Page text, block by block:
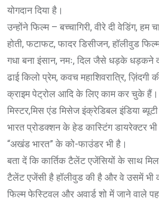
योगदान दिया है।
उन्होंने फिल्म – बच्चागिरी, वीरे दी वेडिंग, हम
होती, फटाफट, फादर डिसीजन, हॉलीवुड
गधा बना इंसान, नमः, दिल जैसे धड़के धड़कने
ढाई किलो प्रेम, कवच महाशिवरात्रि, ज़िंदगी
क्राइम पेट्रोल आदि के लिए काम कर चुके हैं।
मिस्टर,मिस एंड मिसेज इंक्रेडिबल इंडिया
भारत प्रोडक्शन के हेड कास्टिंग डायरेक्टर
“अखंड भारत” के को-फाउंडर भी है।
बता दें कि कार्तिक टैलेंट एजेंसियों के साथ
टैलेंट एजेंसी है हॉलीवुड की है और वे उसमें भी
फिल्म फेस्टिवल और अवार्ड शो में जाने वाले